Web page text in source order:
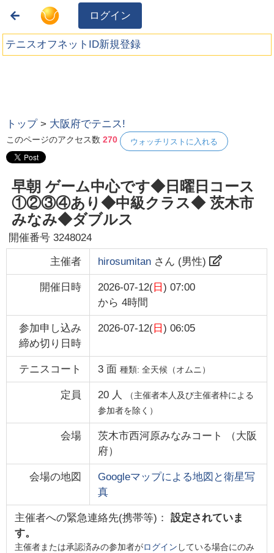
ログイン
テニスオフネットID新規登録
トップ > 大阪府でテニス!
このページのアクセス数270 ウォッチリストに入れる
早朝 ゲーム中心です◆日曜日コース
①②③④あり◆中級クラス◆ 茨木市
みなみ◆ダブルス
開催番号3248024
主催者 hirosumitanさん (男性)
開催日時 2026-07-12(日 ) 07:00
から 4時間
参加申し込み
締め切り日時
2026-07-12(日 ) 06:05
テニスコート 3面 種類: 全天候（オムニ）
定員 20 人
（主催者本人及び主催者枠による
参加者を除く）
会場 茨木市西河原みなみコート （大阪
府）
会場の地図
Googleマップによる地図と衛星写
真
主催者への緊急連絡先(携帯等)： 設定されていま
す。
主催者または承認済みの参加者がログイン している場合にのみ